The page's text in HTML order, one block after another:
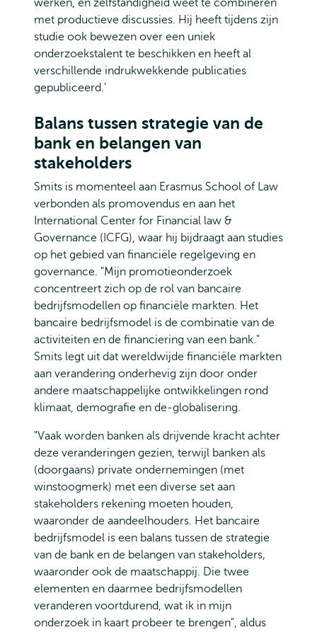
werken, en zelfstandigheid weet te combineren
met productieve discussies. Hij heeft tijdens zijn
studie ook bewezen over een uniek
onderzoekstalent te beschikken en heeft al
verschillende indrukwekkende publicaties
gepubliceerd.'
Balans tussen strategie van de
bank en belangen van
stakeholders
Smits is momenteel aan Erasmus School of Law
verbonden als promovendus en aan het
International Center for Financial law &
Governance (ICFG), waar hij bijdraagt aan studies
op het gebied van financiële regelgeving en
governance. "Mijn promotieonderzoek
concentreert zich op de rol van bancaire
bedrijfsmodellen op financiële markten. Het
bancaire bedrijfsmodel is de combinatie van de
activiteiten en de financiering van een bank."
Smits legt uit dat wereldwijde financiële markten
aan verandering onderhevig zijn door onder
andere maatschappelijke ontwikkelingen rond
klimaat, demografie en de-globalisering.
"Vaak worden banken als drijvende kracht achter
deze veranderingen gezien, terwijl banken als
(doorgaans) private ondernemingen (met
winstoogmerk) met een diverse set aan
stakeholders rekening moeten houden,
waaronder de aandeelhouders. Het bancaire
bedrijfsmodel is een balans tussen de strategie
van de bank en de belangen van stakeholders,
waaronder ook de maatschappij. Die twee
elementen en daarmee bedrijfsmodellen
veranderen voortdurend, wat ik in mijn
onderzoek in kaart probeer te brengen", aldus